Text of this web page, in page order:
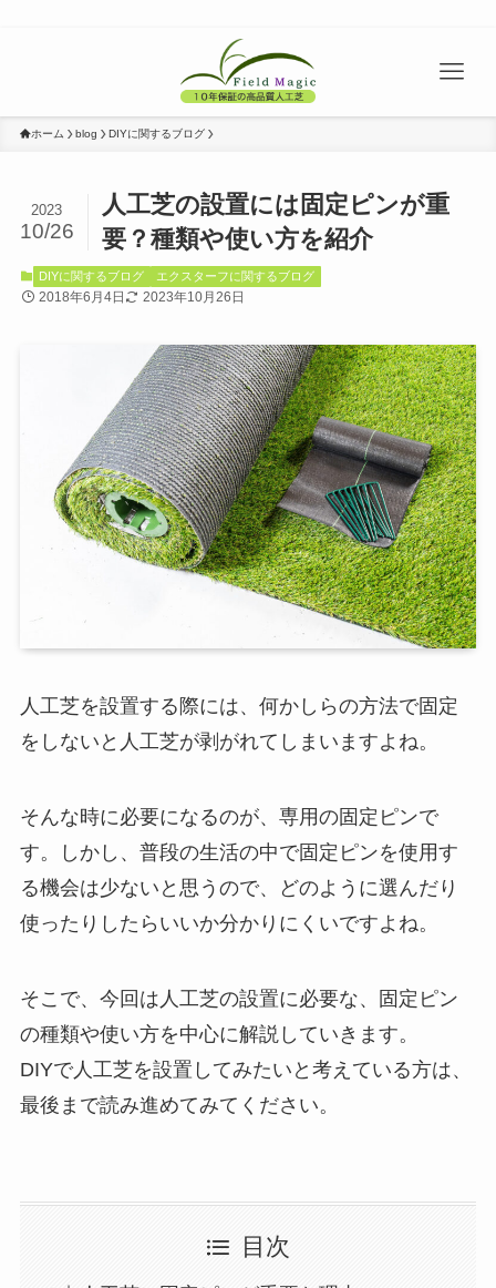
ホーム blog DIYに関するブログ
人工芝の設置には固定ピンが重
要？種類や使い方を紹介
2023
10/26
DIYに関するブログ エクスターフに関するブログ
2018年6月4日 2023年10月26日
人工芝を設置する際には、何かしらの方法で固定
をしないと人工芝が剥がれてしまいますよね。
そんな時に必要になるのが、専用の固定ピンで
す。しかし、普段の生活の中で固定ピンを使用す
る機会は少ないと思うので、どのように選んだり
使ったりしたらいいか分かりにくいですよね。
そこで、今回は人工芝の設置に必要な、固定ピン
の種類や使い方を中心に解説していきます。
DIYで人工芝を設置してみたいと考えている方は、
最後まで読み進めてみてください。
目次